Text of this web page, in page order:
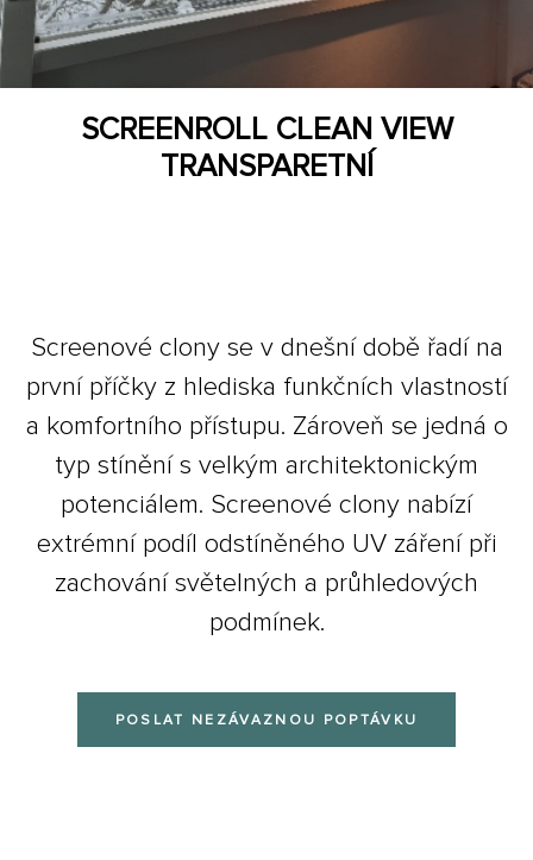
SCREENROLL CLEAN VIEW
TRANSPARETNÍ
Screenové clony se v dnešní době řadí na
první příčky z hlediska funkčních vlastností
a komfortního přístupu. Zároveň se jedná o
typ stínění s velkým architektonickým
potenciálem. Screenové clony nabízí
extrémní podíl odstíněného UV záření při
zachování světelných a průhledových
podmínek.
POSLAT NEZÁVAZNOU POPTÁVKU